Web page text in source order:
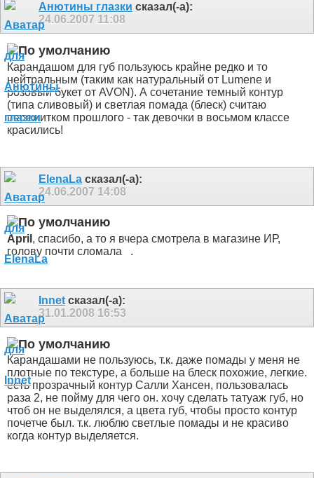
Анютины глазки сказал(-а):
24.06.2007 11:08
Карандашом для губ пользуюсь крайне редко и то
нейтральным (таким как натуральный от Lumene и
розовый букет от AVON). А сочетание темный контур
(типа сливовый) и светлая помада (блеск) считаю
пережитком прошлого - так девочки в восьмом классе
красились!
ElenaLa сказал(-а):
24.06.2007 14:08
April , спасибо, а то я вчера смотрела в магазине ИР,
голову почти сломала
.
Innet сказал(-а):
31.01.2008 16:53
Карандашами не пользуюсь, т.к. даже помады у меня не
плотные по текстуре, а больше на блеск похожие, легкие.
есть прозрачный контур Салли Хансен, пользовалась
раза 2, не пойму для чего он. хочу сделать татуаж губ, но
чтоб он не выделялся, а цвета губ, чтобы просто контур
почетче был. т.к. люблю светлые помады и не красиво
когда контур выделяется.